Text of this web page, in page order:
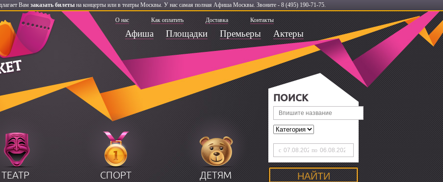
Вам заказать билеты на концерты или в театры Москвы. У нас самая полная Афиша Москвы. Звоните - 8 (495) 190-71-75.
О нас Как оплатить Доставка Контакты
Афиша Площадки Премьеры Актеры
ТЕАТР СПОРТ ДЕТЯМ
ПОИСК
с по